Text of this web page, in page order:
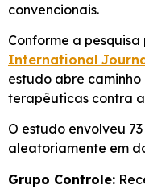
convencionais.
Conforme a
International
estudo abre
terapêuticas contra
O estudo envolveu
aleatoriamente em
Grupo Controle: